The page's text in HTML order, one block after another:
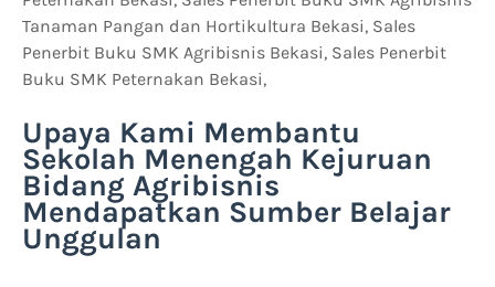
Tanaman Pangan dan Hortikultura Bekasi, Sales
Penerbit Buku SMK Agribisnis Bekasi, Sales Penerbit
Buku SMK Peternakan Bekasi,
Upaya Kami Membantu
Sekolah Menengah Kejuruan
Bidang Agribisnis
Mendapatkan Sumber Belajar
Unggulan